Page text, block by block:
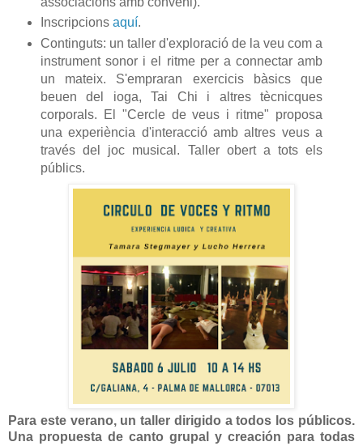
Inscripcions aquí.
Continguts: un taller d'exploració de la veu com a
instrument sonor i el ritme per a connectar amb
un mateix. S'empraran exercicis bàsics que
beuen del ioga, Tai Chi i altres tècnicques
corporals. El "Cercle de veus i ritme" proposa
una experiència d'interacció amb altres veus a
través del joc musical. Taller obert a tots els
públics.
Para este verano, un taller dirigido a todos los públicos.
Una propuesta de canto grupal y creación para todas